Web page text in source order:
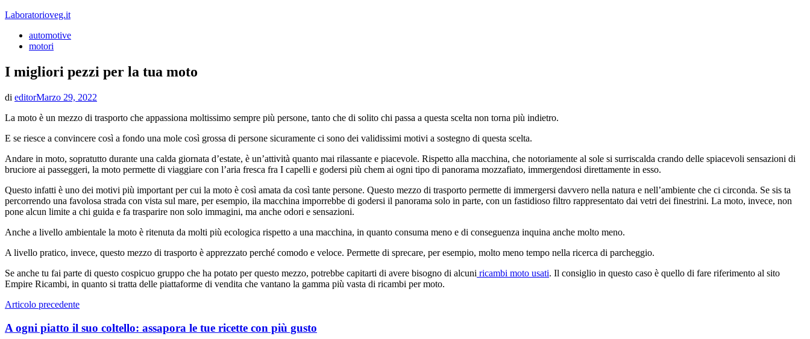
Vai
contenuto
Laboratorioveg.it
automotive
motori
I migliori pezzi per la tua moto
di editorMarzo 29, 2022
La moto è un mezzo di trasporto che appassiona moltissimo sempre più persone, tanto che di solito chi passa a questa scelta non torna più indietro.
E se riesce a convincere così a fondo una mole così grossa di persone sicuramente ci sono dei validissimi motivi a sostegno di questa scelta.
Andare in moto, sopratutto durante una calda giornata d’estate, è un’attività quanto mai rilassante e piacevole. Rispetto alla macchina, che notoriamente al sole si surriscalda crando delle spiacevoli sensazioni di
bruciore ai passeggeri, la moto permette di viaggiare con l’aria fresca fra I capelli e godersi più chem ai ogni tipo di panorama mozzafiato, immergendosi direttamente in esso.
Questo infatti è uno dei motivi più important per cui la moto è così amata da così tante persone. Questo mezzo di trasporto permette di immergersi davvero nella natura e nell’ambiente che ci circonda. Se sis ta
percorrendo una favolosa strada con vista sul mare, per esempio, ila macchina imporrebbe di godersi il panorama solo in parte, con un fastidioso filtro rappresentato dai vetri dei finestrini. La moto, invece, non
pone alcun limite a chi guida e fa trasparire non solo immagini, ma anche odori e sensazioni.
Anche a livello ambientale la moto è ritenuta da molti più ecologica rispetto a una macchina, in quanto consuma meno e di conseguenza inquina anche molto meno.
A livello pratico, invece, questo mezzo di trasporto è apprezzato perché comodo e veloce. Permette di sprecare, per esempio, molto meno tempo nella ricerca di parcheggio.
Se anche tu fai parte di questo cospicuo gruppo che ha potato per questo mezzo, potrebbe capitarti di avere bisogno di alcuni ricambi moto usati. Il consiglio in questo caso è quello di fare riferimento al sito
Empire Ricambi, in quanto si tratta delle piattaforme di vendita che vantano la gamma più vasta di ricambi per moto.
Navigazione
articoli
Articolo precedente
A ogni piatto il suo coltello: assapora le tue ricette con più gusto